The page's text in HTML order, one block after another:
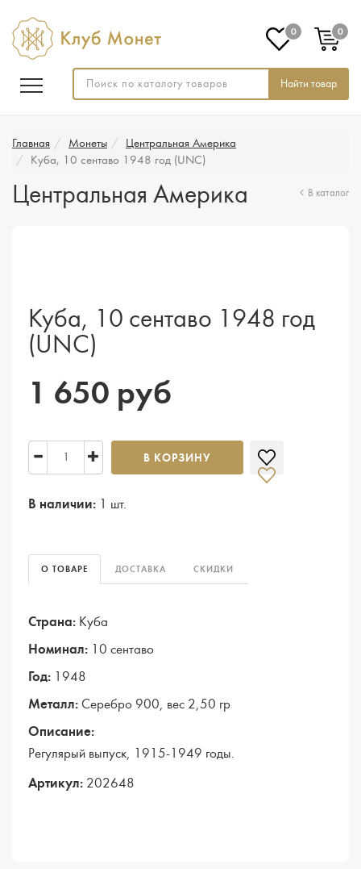
Найти товар
0 0
Главная Монеты
Центральная Америка
Куба, 10 сентаво 1948 год (UNC)
Центральная Америка В каталог
Куба, 10 сентаво 1948 год
(UNC)
1 650 руб
В КОРЗИНУ
В наличии: 1 шт.
О ТОВАРЕ ДОСТАВКА СКИДКИ
Страна: Куба
Номинал: 10 сентаво
Год: 1948
Металл: Серебро 900, вес 2,50 гр
Описание:
Регулярый выпуск, 1915-1949 годы.
Артикул: 202648